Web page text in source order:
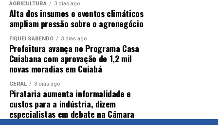
AGRICULTURA 3 dias ago
Alta dos insumos e eventos climáticos
ampliam pressão sobre o agronegócio
FIQUEI SABENDO 3 dias ago
Prefeitura avança no Programa Casa
Cuiabana com aprovação de 1,2 mil
novas moradias em Cuiabá
GERAL 3 dias ago
Pirataria aumenta informalidade e
custos para a indústria, dizem
especialistas em debate na Câmara